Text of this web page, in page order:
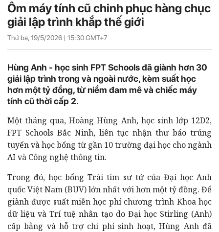
Ôm máy tính cũ chinh phục hàng chục
giải lập trình khắp thế giới
Thứ ba, 19/5/2026 | 15:30GMT+7
Hùng Anh - học sinh FPT Schools đã giành hơn 30
giải lập trình trong và ngoài nước, kèm suất học
hơn một tỷ đồng, từ niềm đam mê và chiếc máy
tính cũ thời cấp 2.
Một tháng qua, Hoàng Hùng Anh, học sinh lớp 12D2,
FPT Schools Bắc Ninh, liên tục nhận thư báo trúng
tuyển và học bổng từ gần 10 trường đại học cho ngành
AI và Công nghệ thông tin.
Trong đó, học bổng Trái tim sư tử của Đại học Anh
quốc Việt Nam (BUV) lớn nhất với hơn một tỷ đồng. Để
giành được suất miễn học phí chương trình Khoa học
dữ liệu và Trí tuệ nhân tạo do Đại học Stirling (Anh)
cấp bằng và hỗ trợ chi phí sinh hoạt, Hùng Anh đã